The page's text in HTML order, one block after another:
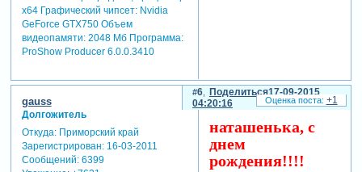
х64 Графический чипсет: Nvidia
GeForce GTX750 Объем
видеопамяти: 2048 Мб Программа:
ProShow Producer 6.0.0.3410
Поделиться
6
17-09-2015
04:20:16
gauss
Долгожитель
Откуда:Приморский край
Зарегистрирован: 16-03-2011
Сообщений:6399
наташенька, с
днем
рождения!!!!
+1